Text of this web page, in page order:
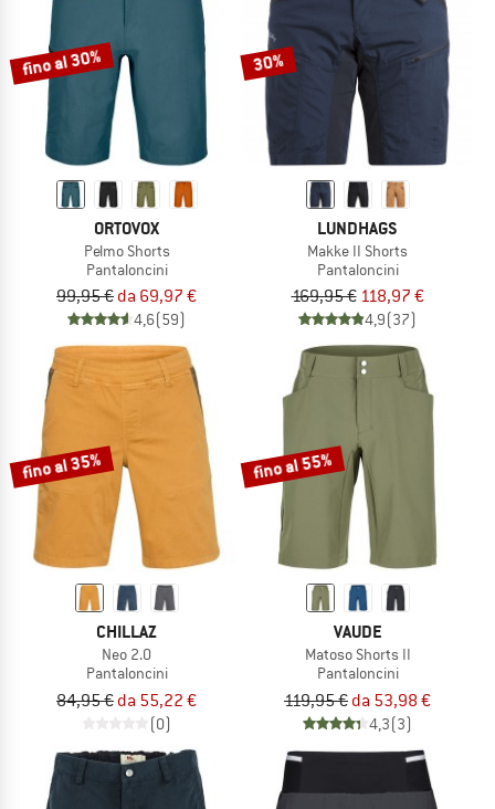
fino al 30%
ORTOVOX
Pelmo Shorts
Pantaloncini
99,95 € da 69,97 €
4,6(59)
30%
LUNDHAGS
Makke II Shorts
Pantaloncini
169,95 € 118,97 €
4,9(37)
fino al 35%
CHILLAZ
Neo 2.0
Pantaloncini
84,95 € da 55,22 €
(0)
fino al 55%
VAUDE
Matoso Shorts II
Pantaloncini
119,95 € da 53,98 €
4,3(3)